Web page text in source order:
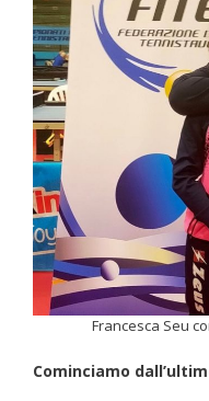
Francesca Seu
Cominciamo